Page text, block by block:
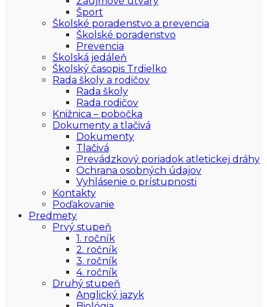
Šport
Školské poradenstvo a prevencia
Školské poradenstvo
Prevencia
Školská jedáleň
Školský časopis Trdielko
Rada školy a rodičov
Rada školy
Rada rodičov
Knižnica – pobočka
Dokumenty a tlačivá
Dokumenty
Tlačivá
Prevádzkový poriadok atletickej dráhy
Ochrana osobných údajov
Vyhlásenie o prístupnosti
Kontakty
Poďakovanie
Predmety
Prvý stupeň
1. ročník
2. ročník
3. ročník
4. ročník
Druhý stupeň
Anglický jazyk